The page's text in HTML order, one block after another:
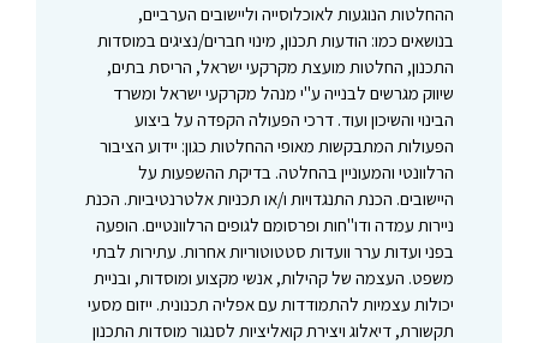
ההחלטות הנוגעות לאוכלוסייה וליישובים הערביים,
בנושאים כמו: הודעות תכנון, מינוי חברים/נציגים במוסדות
התכנון, החלטות מועצת מקרקעי ישראל, הריסת בתים,
שיווק מגרשים לבנייה ע"י מנהל מקרקעי ישראל ומשרד
הבינוי והשיכון ועוד. דרכי הפעולה הקפדה על ביצוע
הפעולות המתבקשות מאופי ההחלטות כגון: יידוע הציבור
הרלוונטי והמעוניין בהחלטה. בדיקת ההשפעות על
היישובים. הכנת התנגדויות ו/או תכניות אלטרנטיביות. הכנת
ניירות עמדה ודו"חות ופרסומם לגופים הרלוונטיים. הופעה
בפני ועדות ערר וועדות סטטוטוריות אחרות. עתירות לבתי
משפט. העצמה של קהילות, אנשי מקצוע ומוסדות, ובניית
יכולות עצמיות להתמודדות עם אפליה תכנונית. ייזום מסעי
תקשורת, דיאלוג ויצירת קואליציות לסנגור מוסדות התכנון